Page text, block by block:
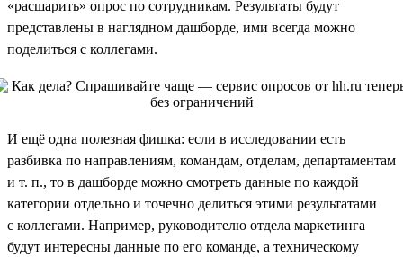
«расшарить» опрос по сотрудникам. Результаты будут
представлены в наглядном дашборде, ими всегда можно
поделиться с коллегами.
И ещё одна полезная фишка: если в исследовании есть
разбивка по направлениям, командам, отделам, департаментам
и т. п., то в дашборде можно смотреть данные по каждой
категории отдельно и точечно делиться этими результатами
с коллегами. Например, руководителю отдела маркетинга
будут интересны данные по его команде, а техническому